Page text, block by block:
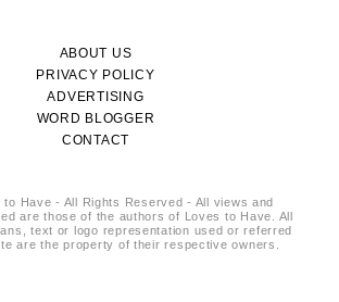
ABOUT US
PRIVACY POLICY
ADVERTISING
WORD BLOGGER
CONTACT
Have - All Rights Reserved - All views and
are those of the authors of Loves to Have. All
text or logo representation used or referred
are the property of their respective owners.